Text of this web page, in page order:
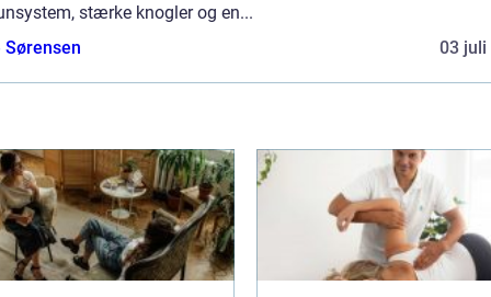
stærke knogler og en...
Sørensen
03 juli